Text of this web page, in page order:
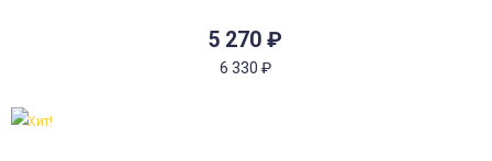
5 270 ₽
6 330 ₽
Хит!